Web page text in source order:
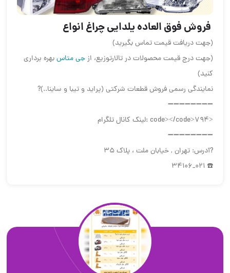
️ فروش فوق العاده یلدایی چراغ انواع
(جهت دریافت قیمت تماس بگیرید)
(جهت درج قیمت محصولات در تالارتوزیع، ازجی متاسبهره برداری
کنید)
نمایندگی رسمی فروش قطعات شرکتی (پراید و تیبا و ساینا..)?
➖➖➖➖➖➖➖➖
<code></code>794 :لینک کانال تلگرام
➖➖➖➖➖➖➖➖
?آدرس: تهران , خیابان ملت ، پلاک ۳۵
☎️ 021_34106